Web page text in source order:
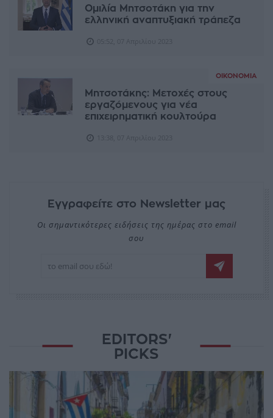
Ομιλία Μητσοτάκη για την
ελληνική αναπτυξιακή τράπεζα
ΟΙΚΟΝΟΜΊΑ
Μητσοτάκης: Μετοχές στους
εργαζόμενους για νέα
επιχειρηματική κουλτούρα
Εγγραφείτε στο Newsletter μας
Οι σημαντικότερες ειδήσεις της ημέρας στο email
σου
EDITORS'
PICKS